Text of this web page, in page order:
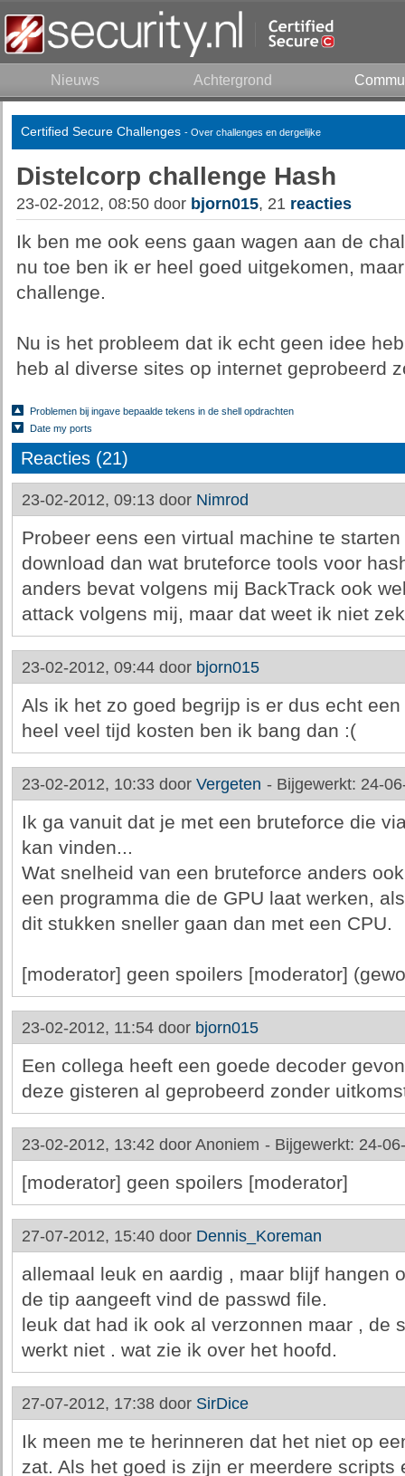
Nieuws Achtergrond
Certified Secure Challenges - Over challenges en dergelijke
Distelcorp challenge Hash
23-02-2012, 08:50 door bjorn015, 21 reacties
Ik ben me ook eens gaan wagen aan de
nu toe ben ik er heel goed uitgekomen,
challenge.
Nu is het probleem dat ik echt geen idee
heb al diverse sites op internet geprobeerd
Problemen bij ingave bepaalde tekens in de shell opdrachten
Date my ports
Reacties (21)
23-02-2012, 09:13 door Nimrod
Probeer eens een virtual machine te
download dan wat bruteforce tools voor
anders bevat volgens mij BackTrack ook
attack volgens mij, maar dat weet ik niet
23-02-2012, 09:44 door bjorn015
Als ik het zo goed begrijp is er dus echt
heel veel tijd kosten ben ik bang dan :(
23-02-2012, 10:33 door Vergeten - Bijgewerkt: 24-
Ik ga vanuit dat je met een bruteforce die
kan vinden...
Wat snelheid van een bruteforce anders
een programma die de GPU laat werken,
dit stukken sneller gaan dan met een CPU.
[moderator] geen spoilers [moderator]
23-02-2012, 11:54 door bjorn015
Een collega heeft een goede decoder
deze gisteren al geprobeerd zonder
23-02-2012, 13:42 door Anoniem - Bijgewerkt: 24-
[moderator] geen spoilers [moderator]
27-07-2012, 15:40 door Dennis_Koreman
allemaal leuk en aardig , maar blijf hangen
de tip aangeeft vind de passwd file.
leuk dat had ik ook al verzonnen maar , de
werkt niet . wat zie ik over het hoofd.
27-07-2012, 17:38 door SirDice
Ik meen me te herinneren dat het niet op
zat. Als het goed is zijn er meerdere scripts